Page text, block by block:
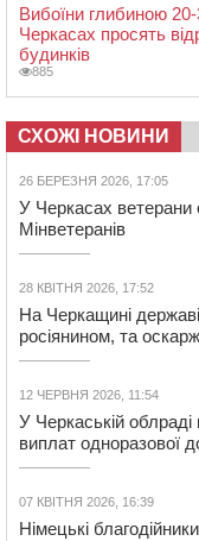
Вибоїни глибиною
Черкасах просять
будинків
885
СХОЖІ НОВИНИ
26 БЕРЕЗНЯ 2026, 17:05
У Черкасах ветерани
Мінветеранів
28 КВІТНЯ 2026, 17:52
На Черкащині
росіянином, та
12 ЧЕРВНЯ 2026, 11:54
У Черкаській
виплат одноразової
07 КВІТНЯ 2026, 16:39
Німецькі